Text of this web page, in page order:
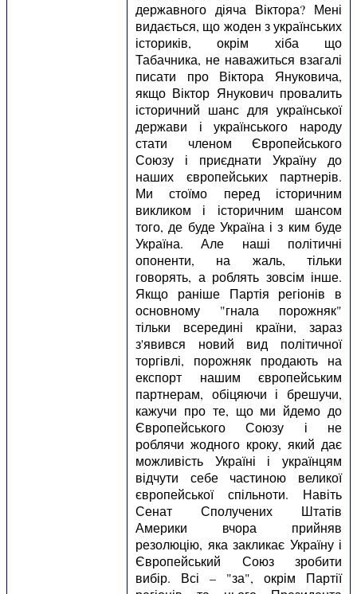
державного діяча Віктора? Мені
видається, що жоден з українських
істориків, окрім хіба що
Табачника, не наважиться взагалі
писати про Віктора Януковича,
якщо Віктор Янукович провалить
історичний шанс для української
держави і українського народу
стати членом Європейського
Союзу і приєднати Україну до
наших європейських партнерів.
Ми стоїмо перед історичним
викликом і історичним шансом
того, де буде Україна і з ким буде
Україна. Але наші політичні
опоненти, на жаль, тільки
говорять, а роблять зовсім інше.
Якщо раніше Партія регіонів в
основному "гнала порожняк"
тільки всередині країни, зараз
з'явився новий вид політичної
торгівлі, порожняк продають на
експорт нашим європейським
партнерам, обіцяючи і брешучи,
кажучи про те, що ми йдемо до
Європейського Союзу і не
роблячи жодного кроку, який дає
можливість Україні і українцям
відчути себе частиною великої
європейської спільноти. Навіть
Сенат Сполучених Штатів
Америки вчора прийняв
резолюцію, яка закликає Україну і
Європейський Союз зробити
вибір. Всі – "за", окрім Партії